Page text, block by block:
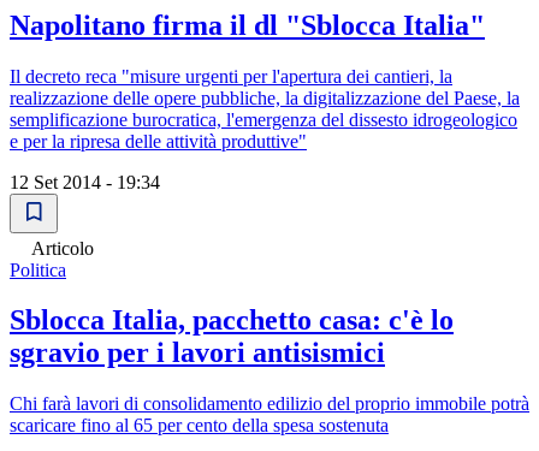
Napolitano firma il dl "Sblocca Italia"
Il decreto reca "misure urgenti per l'apertura dei cantieri, la
realizzazione delle opere pubbliche, la digitalizzazione del Paese, la
semplificazione burocratica, l'emergenza del dissesto idrogeologico
e per la ripresa delle attività produttive"
12 Set 2014 - 19:34
Articolo
Politica
Sblocca Italia, pacchetto casa: c'è lo
sgravio per i lavori antisismici
Chi farà lavori di consolidamento edilizio del proprio immobile potrà
scaricare fino al 65 per cento della spesa sostenuta